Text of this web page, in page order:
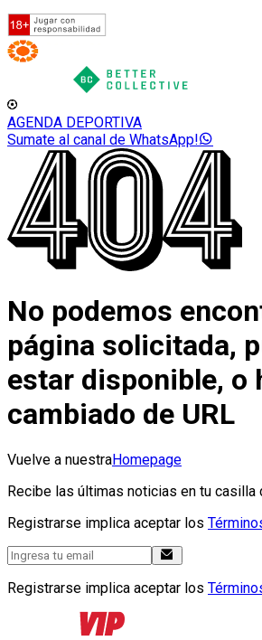
AGENDA DEPORTIVA
Sumate al canal de WhatsApp!
No podemos
página solicitada,
estar disponible, o
cambiado de URL
Vuelve a nuestraHomepage
Recibe las últimas noticias en tu casilla
Registrarse implica aceptar los
Registrarse implica aceptar los